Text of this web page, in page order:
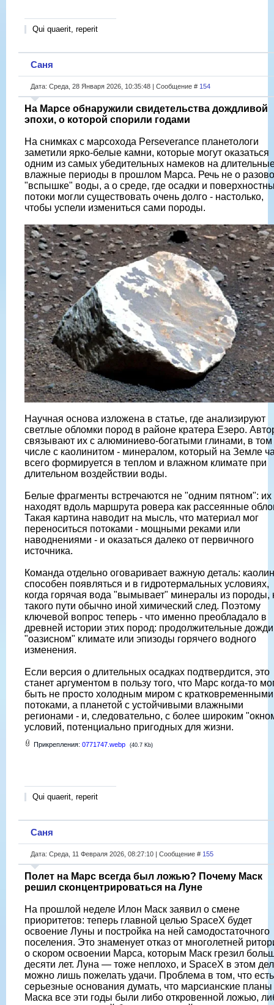
Qui quaerit, reperit
Саня
Дата: Среда, 28 Января 2026, 10:35:48 | Сообщение # 154
На Марсе обнаружили свидетельства дождливой
эпохи, о которой спорили годами
На снимках с марсохода Perseverance планетологи
заметили ярко-белые камни, которые могут оказаться
одним из самых убедительных намеков на
влажные периоды в прошлом Марса. Речь не о
"вспышке" воды, а о среде, где осадки и
потоки могли существовать очень долго - настолько,
чтобы успели измениться сами породы.
Научная основа изложена в статье, где анализируют
светлые обломки пород в районе кратера Езеро.
связывают их с алюминиево-богатыми глинами, в том
числе с каолинитом - минералом, который на Земле
всего формируется в теплом и влажном климате при
длительном воздействии воды.
Белые фрагменты встречаются не "одним пятном": их
находят вдоль маршрута ровера как рассеянные
Такая картина наводит на мысль, что материал мог
переноситься потоками - мощными реками или
наводнениями - и оказаться далеко от первичного
источника.
Команда отдельно оговаривает важную деталь:
способен появляться и в гидротермальных условиях,
когда горячая вода "вымывает" минералы из породы,
такого пути обычно иной химический след. Поэтому
ключевой вопрос теперь - что именно преобладало в
древней истории этих пород: продолжительные
"оазисном" климате или эпизоды горячего водного
изменения.
Если версия о длительных осадках подтвердится, это
станет аргументом в пользу того, что Марс когда-то
быть не просто холодным миром с кратковременными
потоками, а планетой с устойчивыми влажными
регионами - и, следовательно, с более широким
условий, потенциально пригодных для жизни.
Прикрепления: 0771747.webp (40.7 Kb)
Qui quaerit, reperit
Саня
Дата: Среда, 11 Февраля 2026, 08:27:10 | Сообщение # 155
Полет на Марс всегда был ложью? Почему Маск
решил сконцентрироваться на Луне
На прошлой неделе Илон Маск заявил о смене
приоритетов: теперь главной целью SpaceX будет
освоение Луны и постройка на ней самодостаточного
поселения. Это знаменует отказ от многолетней
о скором освоении Марса, которым Маск грезил
десяти лет. Луна — тоже неплохо, и SpaceX в этом
можно лишь пожелать удачи. Проблема в том, что есть
серьезные основания думать, что марсианские планы
Маска все эти годы были либо откровенной ложью,